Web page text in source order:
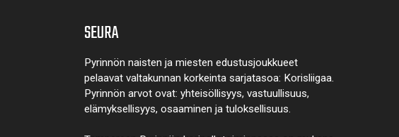
SEURA
Pyrinnön naisten ja miesten edustusjoukkueet
pelaavat valtakunnan korkeinta sarjatasoa: Korisliigaa.
Pyrinnön arvot ovat: yhteisöl­lisyys, vastuul­lisuus,
elämyk­sellisyys, osaaminen ja tulok­sellisuus.